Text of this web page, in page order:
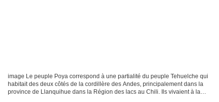
image Le peuple Poya correspond à une partialité du peuple Tehuelche qui
habitait des deux côtés de la cordillère des Andes, principalement dans la
province de Llanquihue dans la Région des lacs au Chili. Ils vivaient à la